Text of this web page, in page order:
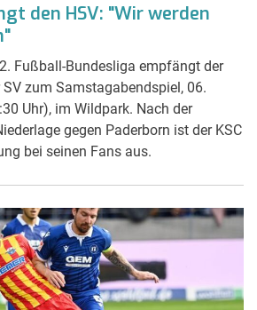
den HSV: "Wir werden
Fußball-Bundesliga empfängt der
SV zum Samstagabendspiel, 06.
Uhr), im Wildpark. Nach der
gegen Paderborn ist der KSC
bei seinen Fans aus.